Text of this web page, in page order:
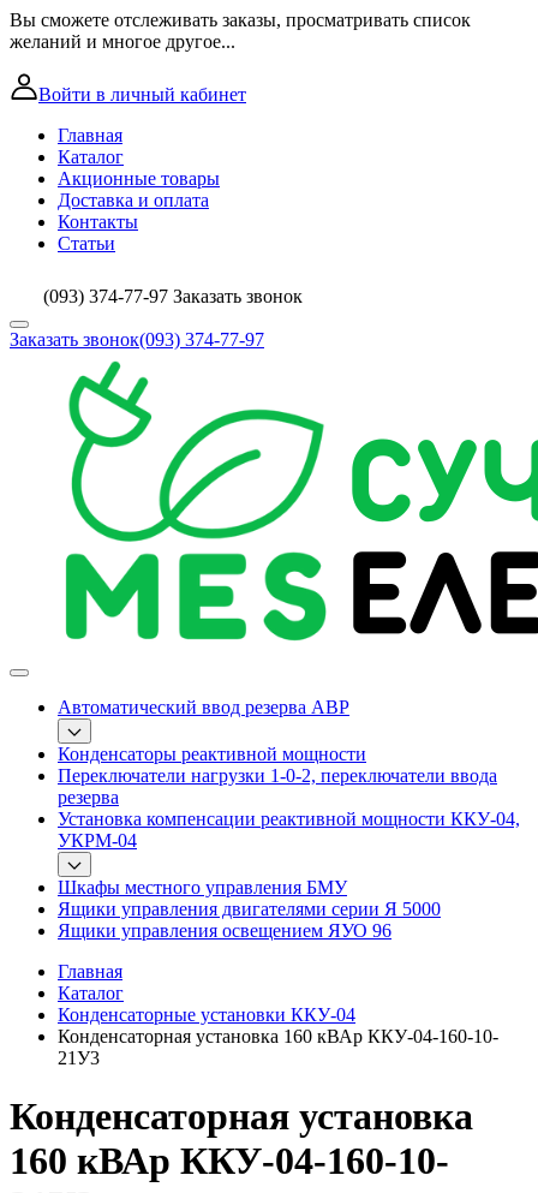
Вы сможете отслеживать заказы, просматривать список
желаний и многое другое...
Войти в личный кабинет
Главная
Каталог
Акционные товары
Доставка и оплата
Контакты
Статьи
(093) 374-77-97 Заказать звонок
Заказать звонок(093) 374-77-97
Автоматический ввод резерва АВР
Конденсаторы реактивной мощности
Переключатели нагрузки 1-0-2, переключатели ввода
резерва
Установка компенсации реактивной мощности ККУ-04,
УКРМ-04
Шкафы местного управления БМУ
Ящики управления двигателями серии Я 5000
Ящики управления освещением ЯУО 96
Главная
Каталог
Конденсаторные установки ККУ-04
Конденсаторная установка 160 кВАр ККУ-04-160-10-
21У3
Конденсаторная установка
160 кВАр ККУ-04-160-10-